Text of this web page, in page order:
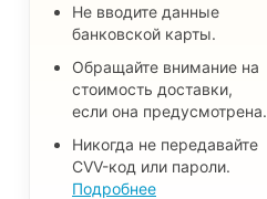
Не вводите данные
банковской карты.
Обращайте внимание на
стоимость доставки,
если она предусмотрена.
Никогда не передавайте
CVV-код или пароли.
Подробнее